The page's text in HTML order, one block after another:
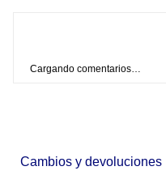
Cargando comentarios…
Cambios y devoluciones